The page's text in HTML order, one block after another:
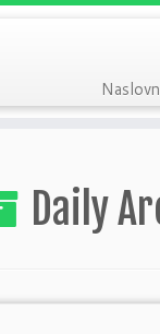
Daily